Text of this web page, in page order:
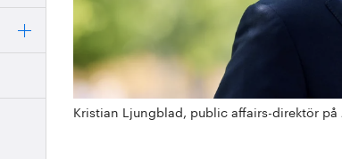
Kristian Ljungblad, public affairs-direktör